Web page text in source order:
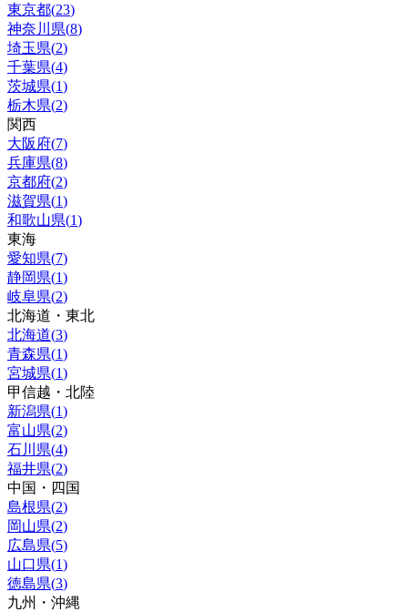
東京都(23)
神奈川県(8)
埼玉県(2)
千葉県(4)
茨城県(1)
栃木県(2)
関西
大阪府(7)
兵庫県(8)
京都府(2)
滋賀県(1)
和歌山県(1)
東海
愛知県(7)
静岡県(1)
岐阜県(2)
北海道・東北
北海道(3)
青森県(1)
宮城県(1)
甲信越・北陸
新潟県(1)
富山県(2)
石川県(4)
福井県(2)
中国・四国
島根県(2)
岡山県(2)
広島県(5)
山口県(1)
徳島県(3)
九州・沖縄